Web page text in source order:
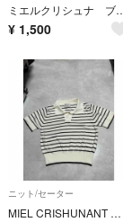
ミエルクリシュナ ブラウ
¥ 1,500
ニット/セーター
MIEL CRISHUNANT ボーダー 半袖ニット ポロシャツ